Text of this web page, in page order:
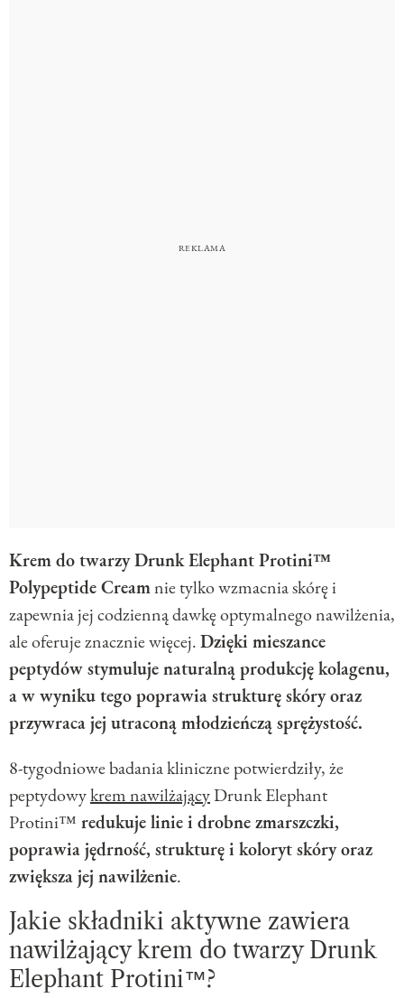
Krem do twarzy Drunk Elephant Protini™
Polypeptide Creamnie tylko wzmacnia skórę i
zapewnia jej codzienną dawkę optymalnego nawilżenia,
ale oferuje znacznie więcej.Dzięki mieszance
peptydów stymuluje naturalną produkcję kolagenu,
a w wyniku tego poprawia strukturę skóry oraz
przywraca jej utraconą młodzieńczą sprężystość.
8-tygodniowe badania kliniczne potwierdziły, że
peptydowykrem nawilżającyDrunk Elephant
Protini™ redukuje linie i drobne zmarszczki,
poprawia jędrność, strukturę i koloryt skóry oraz
zwiększa jej nawilżenie.
Jakie składniki aktywne zawiera
nawilżający krem do twarzy Drunk
Elephant Protini™?